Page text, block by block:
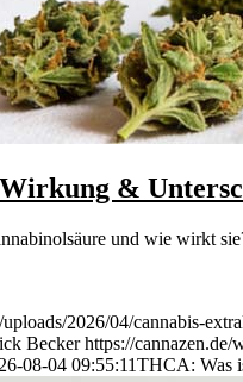
&
und wie wirkt
2026/04/cannabis-
Becker https://cannazen.de/
08-04 09:55:11THCA: Was